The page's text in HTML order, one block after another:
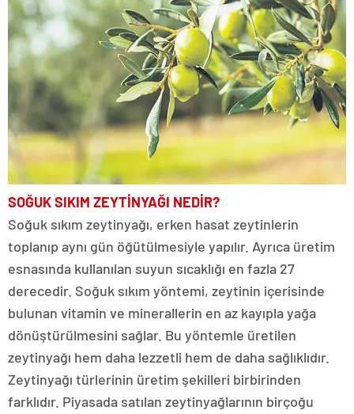
SOĞUK SIKIM ZEYTİNYAĞI NEDİR?
Soğuk sıkım zeytinyağı, erken hasat zeytinlerin
toplanıp aynı gün öğütülmesiyle yapılır. Ayrıca üretim
esnasında kullanılan suyun sıcaklığı en fazla 27
derecedir. Soğuk sıkım yöntemi, zeytinin içerisinde
bulunan vitamin ve minerallerin en az kayıpla yağa
dönüştürülmesini sağlar. Bu yöntemle üretilen
zeytinyağı hem daha lezzetli hem de daha sağlıklıdır.
Zeytinyağı türlerinin üretim şekilleri birbirinden
farklıdır. Piyasada satılan zeytinyağlarının birçoğu